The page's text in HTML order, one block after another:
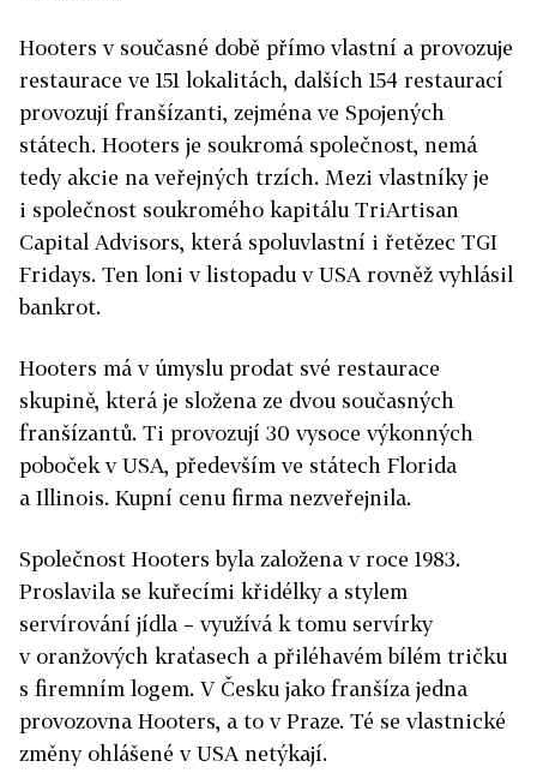
Hooters v současné době přímo vlastní a provozuje
restaurace ve 151 lokalitách, dalších 154 restaurací
provozují franšízanti, zejména ve Spojených
státech. Hooters je soukromá společnost, nemá
tedy akcie na veřejných trzích. Mezi vlastníky je
i společnost soukromého kapitálu TriArtisan
Capital Advisors, která spoluvlastní i řetězec TGI
Fridays. Ten loni v listopadu v USA rovněž vyhlásil
bankrot.
Hooters má v úmyslu prodat své restaurace
skupině, která je složena ze dvou současných
franšízantů. Ti provozují 30 vysoce výkonných
poboček v USA, především ve státech Florida
a Illinois. Kupní cenu firma nezveřejnila.
Společnost Hooters byla založena v roce 1983.
Proslavila se kuřecími křidélky a stylem
servírování jídla – využívá k tomu servírky
v oranžových kraťasech a přiléhavém bílém tričku
s firemním logem. V Česku jako franšíza jedna
provozovna Hooters, a to v Praze. Té se vlastnické
změny ohlášené v USA netýkají.